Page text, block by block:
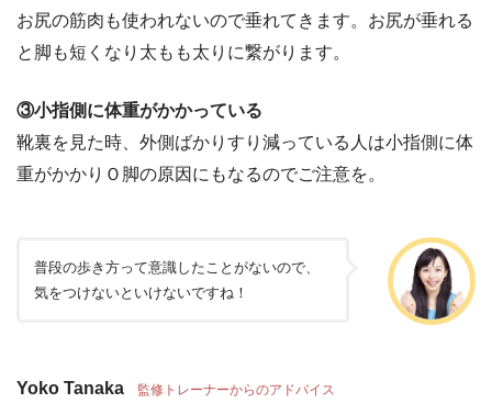
お尻の筋肉も使われないので垂れてきます。お尻が垂れる
と脚も短くなり太もも太りに繋がります。
③小指側に体重がかかっている
靴裏を見た時、外側ばかりすり減っている人は小指側に体
重がかかりＯ脚の原因にもなるのでご注意を。
普段の歩き方って意識したことがないので、
気をつけないといけないですね！
Yoko Tanaka 監修トレーナーからのアドバイス